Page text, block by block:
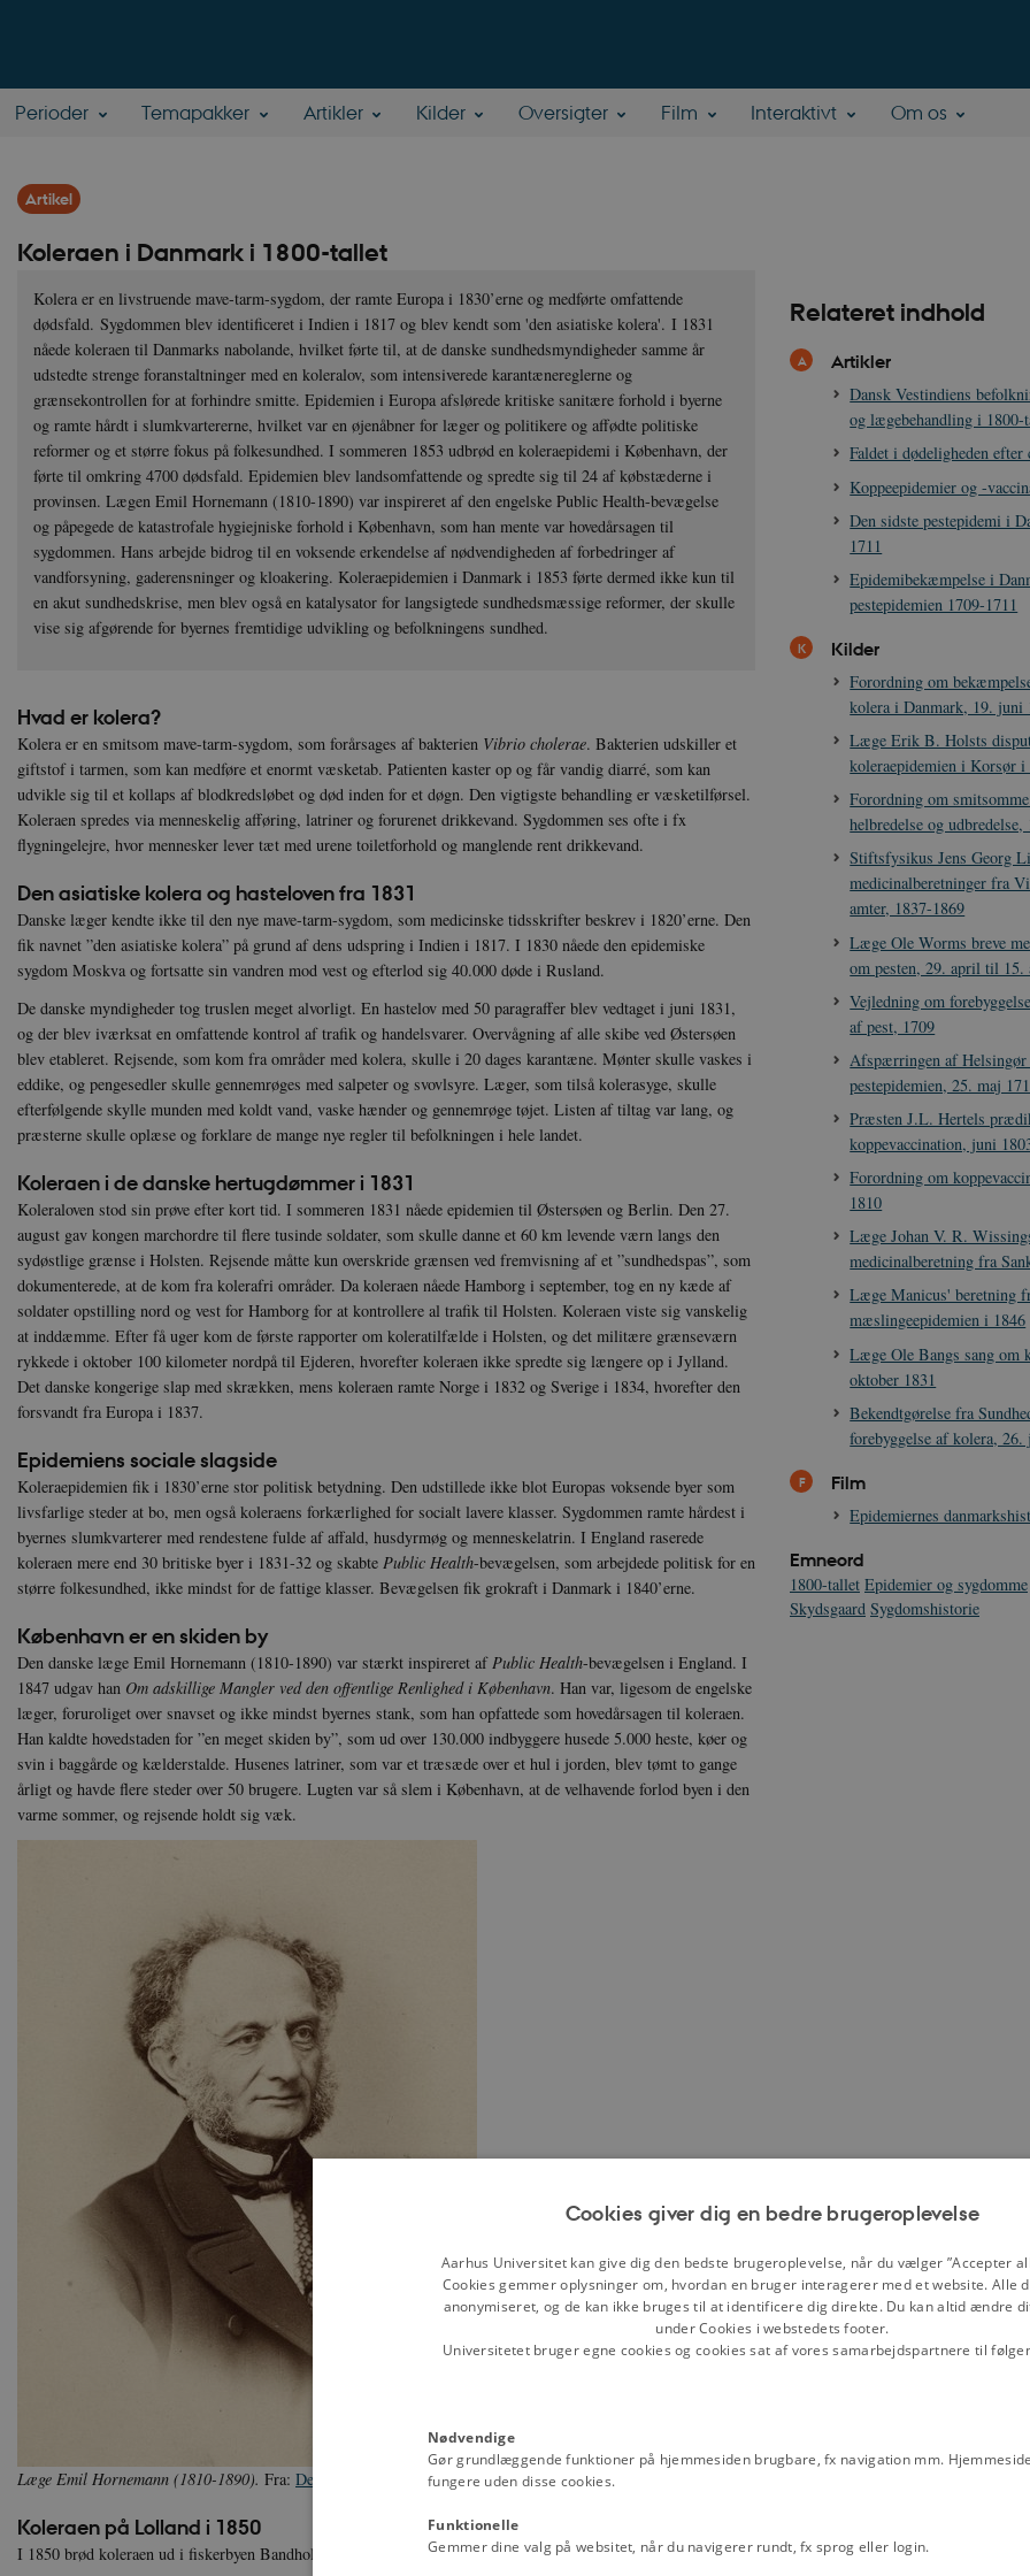
Perioder Temapakker Artikler Kilder Oversigter Film Interaktivt Om os
Artikel
Koleraen i Danmark i 1800-tallet
Kolera er en livstruende mave-tarm-sygdom, der ramte Europa i 1830’erne og medførte omfattende
dødsfald. Sygdommen blev identificeret i Indien i 1817 og blev kendt som 'den asiatiske kolera'. I 1831
nåede koleraen til Danmarks nabolande, hvilket førte til, at de danske sundhedsmyndigheder samme år
udstedte strenge foranstaltninger med en koleralov, som intensiverede karantænereglerne og
grænsekontrollen for at forhindre smitte. Epidemien i Europa afslørede kritiske sanitære forhold i byerne
og ramte hårdt i slumkvartererne, hvilket var en øjenåbner for læger og politikere og affødte politiske
reformer og et større fokus på folkesundhed. I sommeren 1853 udbrød en koleraepidemi i København, der
førte til omkring 4700 dødsfald. Epidemien blev landsomfattende og spredte sig til 24 af købstæderne i
provinsen. Lægen Emil Hornemann (1810-1890) var inspireret af den engelske Public Health-bevægelse
og påpegede de katastrofale hygiejniske forhold i København, som han mente var hovedårsagen til
sygdommen. Hans arbejde bidrog til en voksende erkendelse af nødvendigheden af forbedringer af
vandforsyning, gaderensninger og kloakering. Koleraepidemien i Danmark i 1853 førte dermed ikke kun til
en akut sundhedskrise, men blev også en katalysator for langsigtede sundhedsmæssige reformer, der skulle
vise sig afgørende for byernes fremtidige udvikling og befolkningens sundhed.
Hvad er kolera?
Kolera er en smitsom mave-tarm-sygdom, som forårsages af bakterien Vibrio cholerae. Bakterien udskiller et
giftstof i tarmen, som kan medføre et enormt væsketab. Patienten kaster op og får vandig diarré, som kan
udvikle sig til et kollaps af blodkredsløbet og død inden for et døgn. Den vigtigste behandling er væsketilførsel.
Koleraen spredes via menneskelig afføring, latriner og forurenet drikkevand. Sygdommen ses ofte i fx
flygningelejre, hvor mennesker lever tæt med urene toiletforhold og manglende rent drikkevand.
Den asiatiske kolera og hasteloven fra 1831
Danske læger kendte ikke til den nye mave-tarm-sygdom, som medicinske tidsskrifter beskrev i 1820’erne. Den
fik navnet ”den asiatiske kolera” på grund af dens udspring i Indien i 1817. I 1830 nåede den epidemiske
sygdom Moskva og fortsatte sin vandren mod vest og efterlod sig 40.000 døde i Rusland.
De danske myndigheder tog truslen meget alvorligt. En hastelov med 50 paragraffer blev vedtaget i juni 1831,
og der blev iværksat en omfattende kontrol af trafik og handelsvarer. Overvågning af alle skibe ved Østersøen
blev etableret. Rejsende, som kom fra områder med kolera, skulle i 20 dages karantæne. Mønter skulle vaskes i
eddike, og pengesedler skulle gennemrøges med salpeter og svovlsyre. Læger, som tilså kolerasyge, skulle
efterfølgende skylle munden med koldt vand, vaske hænder og gennemrøge tøjet. Listen af tiltag var lang, og
præsterne skulle oplæse og forklare de mange nye regler til befolkningen i hele landet.
Koleraen i de danske hertugdømmer i 1831
Koleraloven stod sin prøve efter kort tid. I sommeren 1831 nåede epidemien til Østersøen og Berlin. Den 27.
august gav kongen marchordre til flere tusinde soldater, som skulle danne et 60 km levende værn langs den
sydøstlige grænse i Holsten. Rejsende måtte kun overskride grænsen ved fremvisning af et ”sundhedspas”, som
dokumenterede, at de kom fra kolerafri områder. Da koleraen nåede Hamborg i september, tog en ny kæde af
soldater opstilling nord og vest for Hamborg for at kontrollere al trafik til Holsten. Koleraen viste sig vanskelig
at inddæmme. Efter få uger kom de første rapporter om koleratilfælde i Holsten, og det militære grænseværn
rykkede i oktober 100 kilometer nordpå til Ejderen, hvorefter koleraen ikke spredte sig længere op i Jylland.
Det danske kongerige slap med skrækken, mens koleraen ramte Norge i 1832 og Sverige i 1834, hvorefter den
forsvandt fra Europa i 1837.
Epidemiens sociale slagside
Koleraepidemien fik i 1830’erne stor politisk betydning. Den udstillede ikke blot Europas voksende byer som
livsfarlige steder at bo, men også koleraens forkærlighed for socialt lavere klasser. Sygdommen ramte hårdest i
byernes slumkvarterer med rendestene fulde af affald, husdyrmøg og menneskelatrin. I England raserede
koleraen mere end 30 britiske byer i 1831-32 og skabte Public Health-bevægelsen, som arbejdede politisk for en
større folkesundhed, ikke mindst for de fattige klasser. Bevægelsen fik grokraft i Danmark i 1840’erne.
København er en skiden by
Den danske læge Emil Hornemann (1810-1890) var stærkt inspireret afPublic Health-bevægelsen i England. I
1847 udgav han Om adskillige Mangler ved den offentlige Renlighed i København. Han var, ligesom de engelske
læger, foruroliget over snavset og ikke mindst byernes stank, som han opfattede som hovedårsagen til koleraen.
Han kaldte hovedstaden for ”en meget skiden by”, som ud over 130.000 indbyggere husede 5.000 heste, køer og
svin i baggårde og kælderstalde. Husenes latriner, som var et træsæde over et hul i jorden, blev tømt to gange
årligt og havde flere steder over 50 brugere. Lugten var så slem i København, at de velhavende forlod byen i den
varme sommer, og rejsende holdt sig væk.
Læge Emil Hornemann (1810-1890). Fra: Det Kgl. Bibliotek
Koleraen på Lolland i 1850
I 1850 brød koleraen ud i fiskerbyen Bandholm på Lolland og dræbte 13 personer på to uger.
Relateret indhold
Artikler
Dansk Vestindiens
og lægebehandling i 1800-
Faldet i dødeligheden efter
Koppeepidemier og -
Den sidste pestepidemi i
1711
Epidemibekæmpelse i
pestepidemien 1709-1711
Kilder
Forordning om
kolera i Danmark, 19. juni
Læge Erik B. Holsts
koleraepidemien i Korsør i
Forordning om
helbredelse og
Stiftsfysikus Jens Georg
medicinalberetninger fra
amter, 1837-1869
Læge Ole Worms breve
om pesten, 29. april til 15.
Vejledning om
af pest, 1709
Afspærringen af Helsingør
pestepidemien, 25. maj
Præsten J.L. Hertels
koppevaccination, juni
Forordning om
1810
Læge Johan V. R.
medicinalberetning fra
Læge Manicus' beretning
mæslingeepidemien i 1846
Læge Ole Bangs sang om
oktober 1831
Bekendtgørelse fra
forebyggelse af kolera, 26.
Film
Epidemiernes
Emneord
1800-tallet Epidemier og sygdomme
Skydsgaard Sygdomshistorie
Cookies giver dig en bedre brugeroplevelse
Aarhus Universitet kan give dig den bedste brugeroplevelse, når du vælger ”Accepter
Cookies gemmer oplysninger om, hvordan en bruger interagerer med et website. Alle
anonymiseret, og de kan ikke bruges til at identificere dig direkte. Du kan altid ændre
under Cookies i webstedets footer.
Universitetet bruger egne cookies og cookies sat af vores samarbejdspartnere til
Nødvendige
Gør grundlæggende funktioner på hjemmesiden brugbare, fx navigation mm.
fungere uden disse cookies.
Funktionelle
Gemmer dine valg på websitet, når du navigerer rundt, fx sprog eller login.